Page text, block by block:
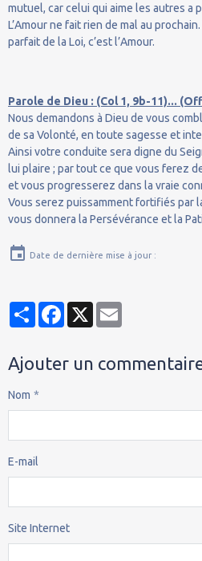
mutuel, car celui qui aime les autres a
L’Amour ne fait rien de mal au
parfait de la Loi, c’est l’Amour.
Parole de Dieu : (Col 1, 9b-11)...
Nous demandons à Dieu de vous
de sa Volonté, en toute sagesse et
Ainsi votre conduite sera digne du
lui plaire ; par tout ce que vous ferez
et vous progresserez dans la vraie
Vous serez puissamment fortifiés par
vous donnera la Persévérance et la
Date de dernière mise à jour :
PartagerFacebook
X
Ajouter un
Nom
E-mail
Site Internet